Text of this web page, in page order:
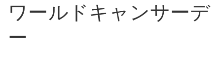
ワールドキャンサーデ
ー